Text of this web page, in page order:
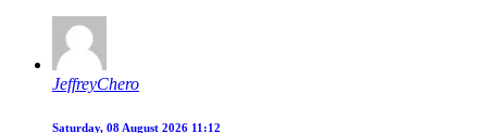
JeffreyChero
Saturday, 08 August 2026 11:12